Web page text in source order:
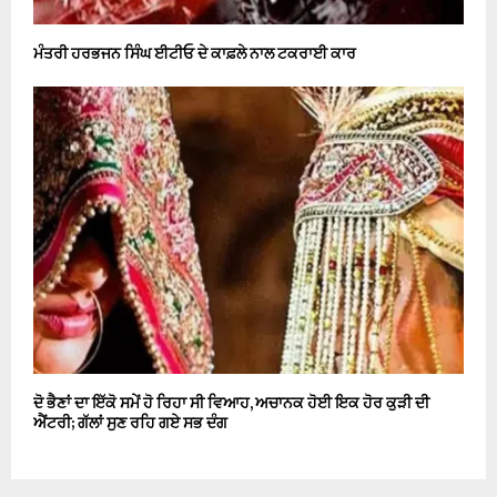
ਮੰਤਰੀ ਹਰਭਜਨ ਸਿੰਘ ਈਟੀਓ ਦੇ ਕਾਫ਼ਲੇ ਨਾਲ ਟਕਰਾਈ ਕਾਰ
ਦੋ ਭੈਣਾਂ ਦਾ ਇੱਕੋ ਸਮੇਂ ਹੋ ਰਿਹਾ ਸੀ ਵਿਆਹ, ਅਚਾਨਕ ਹੋਈ ਇਕ ਹੋਰ ਕੁੜੀ ਦੀ
ਐਂਟਰੀ; ਗੱਲਾਂ ਸੁਣ ਰਹਿ ਗਏ ਸਭ ਦੰਗ